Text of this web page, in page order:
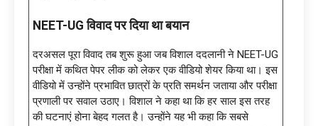
NEET-UG विवाद पर दिया था बयान
दरअसल पूरा विवाद तब शुरू हुआ जब विशाल ददलानी ने NEET-UG
परीक्षा में कथित पेपर लीक को लेकर एक वीडियो शेयर किया था। इस
वीडियो में उन्होंने प्रभावित छात्रों के प्रति समर्थन जताया और परीक्षा
प्रणाली पर सवाल उठाए। विशाल ने कहा था कि हर साल इस तरह
की घटनाएं होना बेहद गलत है। उन्होंने यह भी कहा कि सबसे